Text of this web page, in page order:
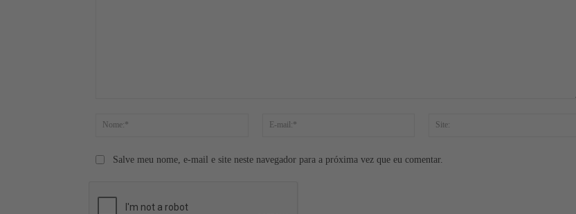
Nome:*
Salve meu nome, e-mail e site neste navegador para a próxima vez que eu comentar.